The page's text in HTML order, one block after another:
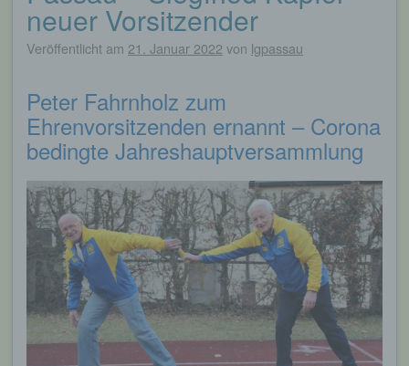
neuer Vorsitzender
Veröffentlicht am 21. Januar 2022 von lgpassau
Peter Fahrnholz zum
Ehrenvorsitzenden ernannt – Corona
bedingte Jahreshauptversammlung